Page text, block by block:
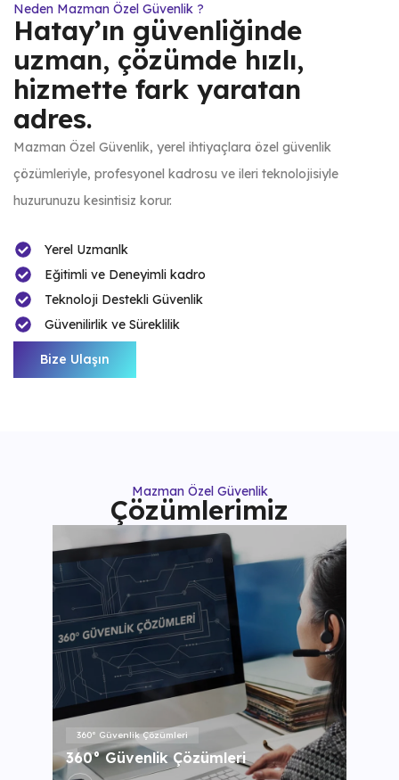
Neden Mazman Özel Güvenlik ?
Hatay’ın güvenliğinde
uzman, çözümde hızlı,
hizmette fark yaratan
adres.
Mazman Özel Güvenlik, yerel ihtiyaçlara özel güvenlik
çözümleriyle, profesyonel kadrosu ve ileri teknolojisiyle
huzurunuzu kesintisiz korur.
Yerel Uzmanlk
Eğitimli ve Deneyimli kadro
Teknoloji Destekli Güvenlik
Güvenilirlik ve Süreklilik
Bize Ulaşın
Mazman Özel Güvenlik
Çözümlerimiz
360° Güvenlik Çözümleri
360° Güvenlik Çözümleri